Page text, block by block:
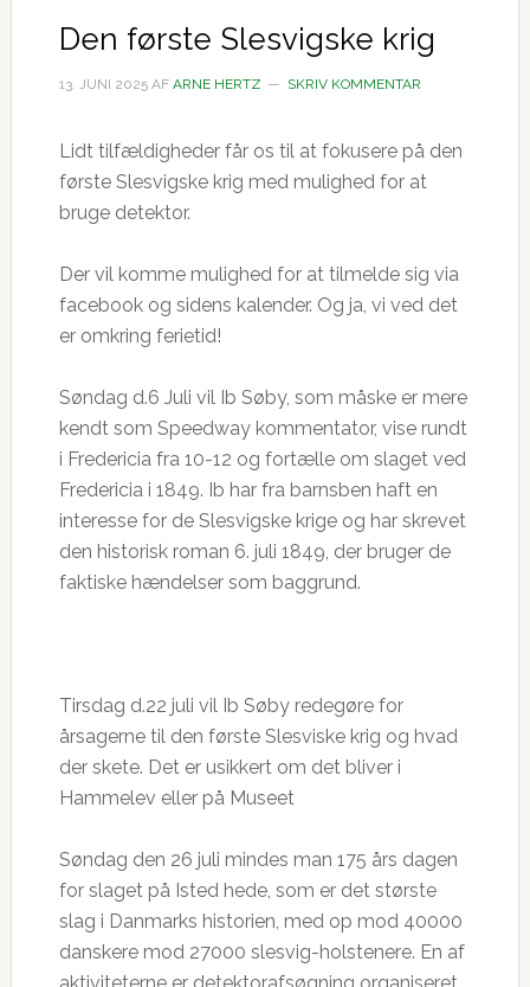
Den første Slesvigske krig
13. JUNI 2025AF ARNE HERTZ SKRIV KOMMENTAR
Lidt tilfældigheder får os til at fokusere på den
første Slesvigske krig med mulighed for at
bruge detektor.
Der vil komme mulighed for at tilmelde sig via
facebook og sidens kalender. Og ja, vi ved det
er omkring ferietid!
Søndag d.6 Juli vil Ib Søby, som måske er mere
kendt som Speedway kommentator, vise rundt
i Fredericia fra 10-12 og fortælle om slaget ved
Fredericia i 1849. Ib har fra barnsben haft en
interesse for de Slesvigske krige og har skrevet
den historisk roman 6. juli 1849, der bruger de
faktiske hændelser som baggrund.
Tirsdag d.22 juli vil Ib Søby redegøre for
årsagerne til den første Slesviske krig og hvad
der skete. Det er usikkert om det bliver i
Hammelev eller på Museet
Søndag den 26 juli mindes man 175 års dagen
for slaget på Isted hede, som er det største
slag i Danmarks historien, med op mod 40000
danskere mod 27000 slesvig-holstenere. En af